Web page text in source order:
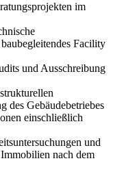
im
Facility
und Ausschreibung
des Gebäudebetriebes
einschließlich
und
nach dem